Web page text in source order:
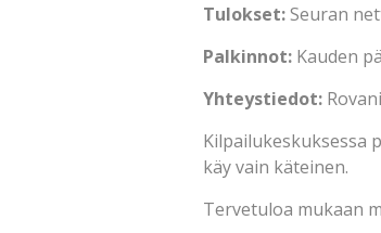
Tulokset:Seuran
Palkinnot: Kauden
Yhteystiedot:
Kilpailukeskuksessa
käy vain käteinen.
Tervetuloa mukaan